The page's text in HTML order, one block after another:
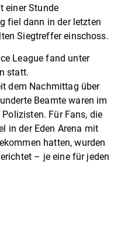
einer Stunde
fiel dann in der letzten
Siegtreffer einschoss.
League fand unter
statt.
dem Nachmittag über
Beamte waren im
Für Fans, die
in der Eden Arena mit
hatten, wurden
– je eine für jeden